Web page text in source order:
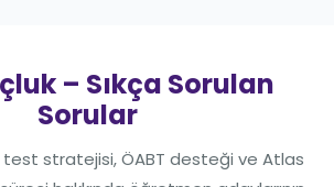
– Sıkça Sorulan
Sorular
test stratejisi, ÖABT desteği ve Atlas